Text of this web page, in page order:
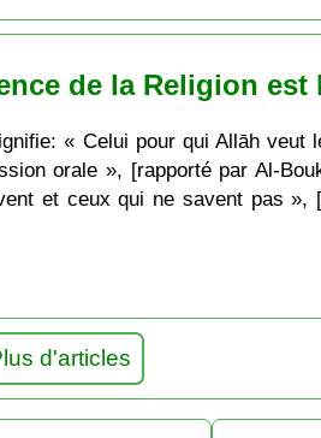
de la Religion est
« Celui pour qui Allāh
orale », [rapporté par Al-
et ceux qui ne savent pas »,
d'articles